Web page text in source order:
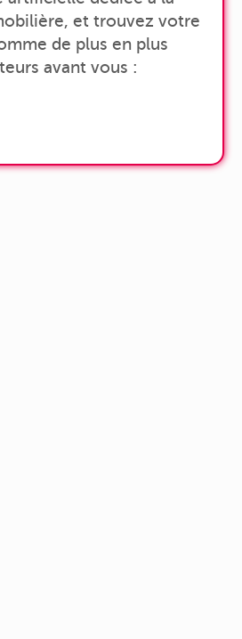
et trouvez votre
de plus en plus
avant vous :